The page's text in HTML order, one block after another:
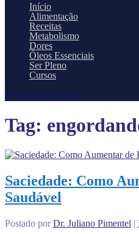
Início
Alimentação
Receitas
Metabolismo
Dores
Óleos Essenciais
Ser Pleno
Cursos
Selecione a página
Tag:
Saciedade: Como
Saudável
Postado porDr. Juliano Pimentel |